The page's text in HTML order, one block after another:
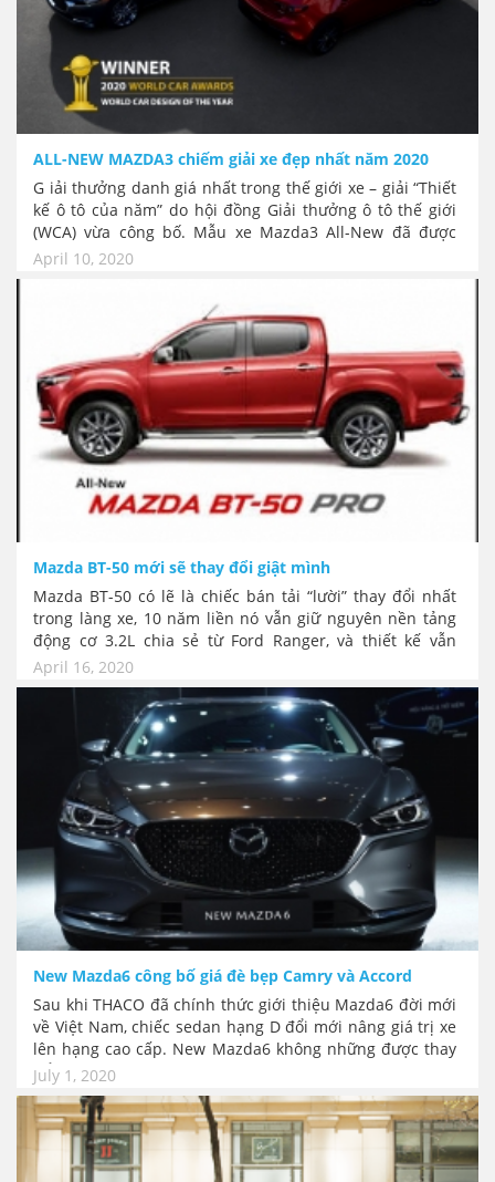
ALL-NEW MAZDA3 chiếm giải xe đẹp nhất năm 2020
G iải thưởng danh giá nhất trong thế giới xe – giải “Thiết
kế ô tô của năm” do hội đồng Giải thưởng ô tô thế giới
(WCA) vừa công bố. Mẫu xe Mazda3 All-New đã được
chọn là chiếc xe đẹp nhất năm - WORLD CAR DESIGN OF
April 10, 2020
Mazda BT-50 mới sẽ thay đổi giật mình
Mazda BT-50 có lẽ là chiếc bán tải “lười” thay đổi nhất
trong làng xe, 10 năm liền nó vẫn giữ nguyên nền tảng
động cơ 3.2L chia sẻ từ Ford Ranger, và thiết kế vẫn
loanh quanh phom “mũi tròn” cũ kỹ. Nhưng gần đây
hàng loạt tin đồn về thế hệ mới của BT-50 rộ lên với sự
thay đổi hoàn toàn về hình ảnh phỏng đoán và công
nghệ chung với Isuzu D-Max.
April 16, 2020
New Mazda6 công bố giá đè bẹp Camry và Accord
Sau khi THACO đã chính thức giới thiệu Mazda6 đời mới
về Việt Nam, chiếc sedan hạng D đổi mới nâng giá trị xe
lên hạng cao cấp. New Mazda6 không những được thay
đổi khá nhiều chi tiết từ phong cách, kích cỡ đến những
công nghệ mới nhất của Mazda, nó còn được đặt một
mức giá không thể "bất ngờ" hơn. Rẻ hơn đối thủ Toyota
Camry và Honda Accord tới hàng trăm triệu đồng. New
Mazda6 có giá dưới 1 tỷ đồng, rẻ như xe hạng C.
July 1, 2020